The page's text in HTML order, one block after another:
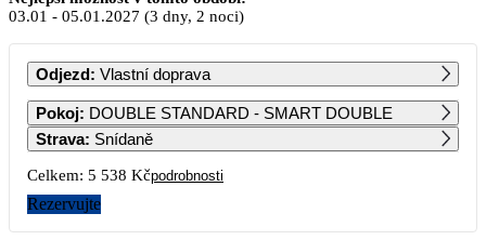
PO ÚT ST ČT PÁ SO NE
1
6 029
2
4 919
3
4
2 769
5
2 769
6
2 769
7 8 9 10
11
2 769 2 769 2 769 2 849 2 929 2 849 2 769
03.01 - 05.01.2027 (3 dny, 2 noci)
Odjezd: Vlastní doprava
Pokoj: DOUBLE STANDARD - SMART DOUBLE
Strava: Snídaně
Celkem: 5 538 Kčpodrobnosti
Rezervujte